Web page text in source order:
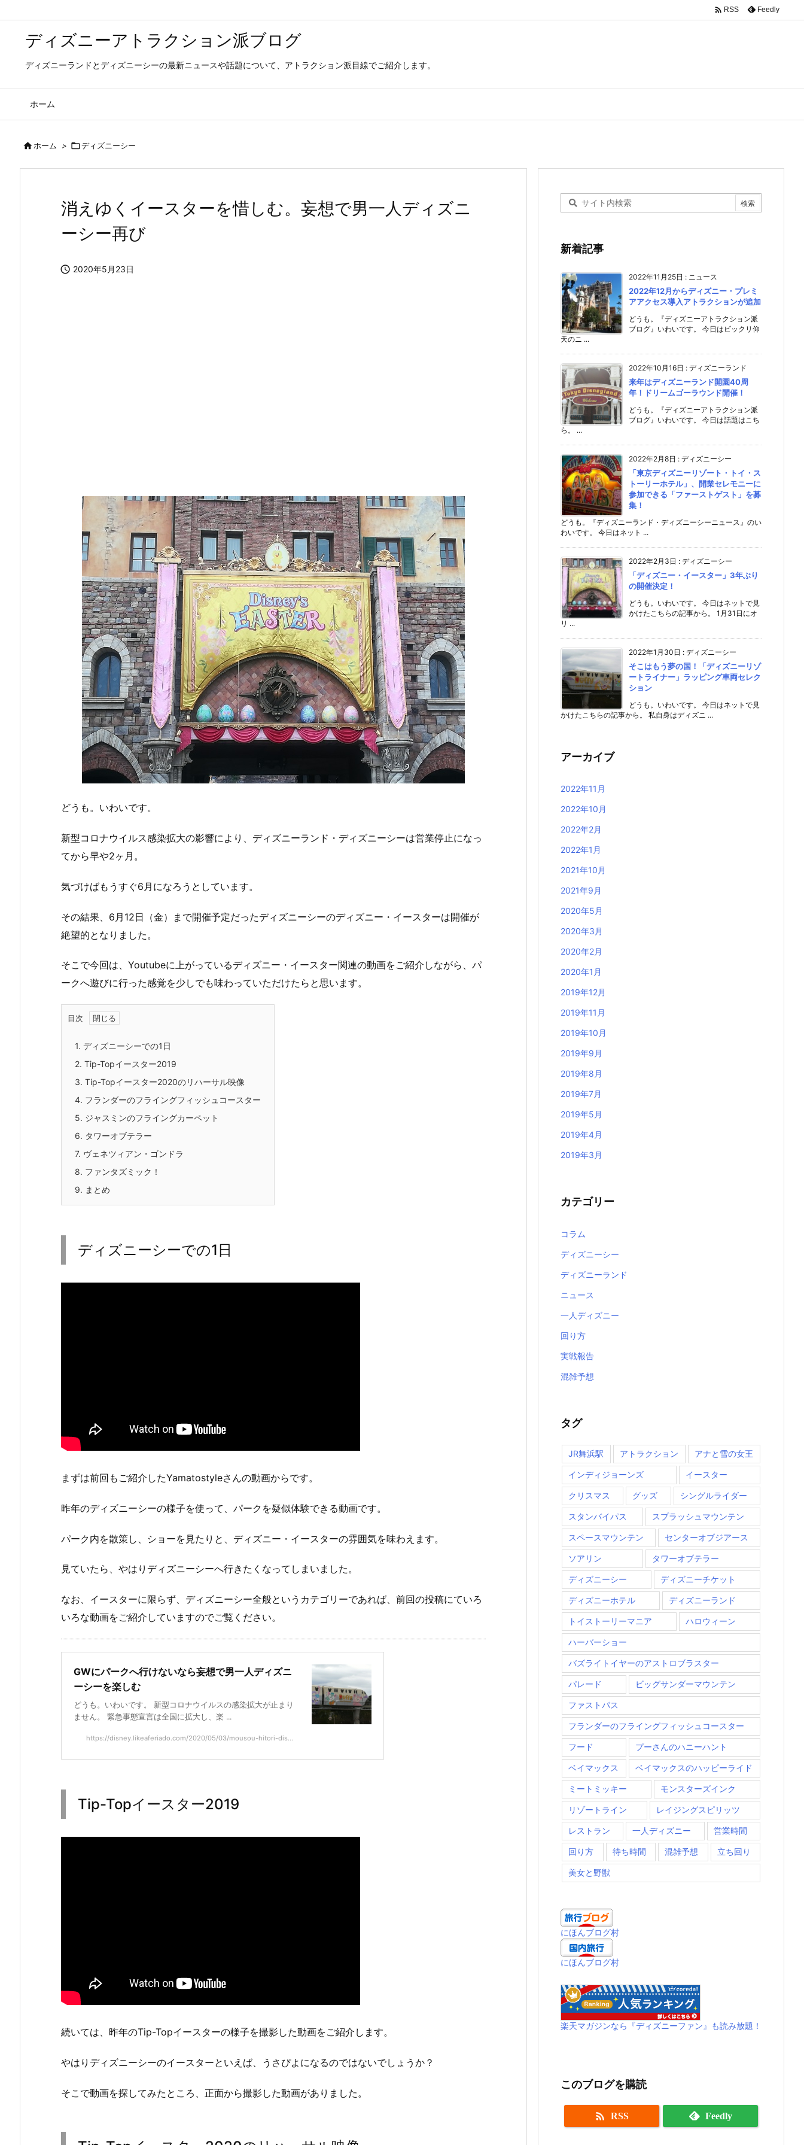
ディズニーアトラクション派ブログ
ディズニーランドとディズニーシーの最新ニュースや話題について、アトラクション派目線でご紹介します。
ホーム
 RSS Feedly
ホーム > ディズニーシー
消えゆくイースターを惜しむ。妄想で男一人ディズニ
ーシー再び
 2020年5月23日
どうも。いわいです。
新型コロナウイルス感染拡大の影響により、ディズニーランド・ディズニーシーは営業停止になっ
てから早や2ヶ月。
気づけばもうすぐ6月になろうとしています。
その結果、6月12日（金）まで開催予定だったディズニーシーのディズニー・イースターは開催が
絶望的となりました。
そこで今回は、Youtubeに上がっているディズニー・イースター関連の動画をご紹介しながら、パ
ークへ遊びに行った感覚を少しでも味わっていただけたらと思います。
目次
1. ディズニーシーでの1日
2. Tip-Topイースター2019
3. Tip-Topイースター2020のリハーサル映像
4. フランダーのフライングフィッシュコースター
5. ジャスミンのフライングカーペット
6. タワーオブテラー
7. ヴェネツィアン・ゴンドラ
8. ファンタズミック！
9. まとめ
ディズニーシーでの1日
まずは前回もご紹介したYamatostyleさんの動画からです。
昨年のディズニーシーの様子を使って、パークを疑似体験できる動画です。
パーク内を散策し、ショーを見たりと、ディズニー・イースターの雰囲気を味わえます。
見ていたら、やはりディズニーシーへ行きたくなってしまいました。
なお、イースターに限らず、ディズニーシー全般というカテゴリーであれば、前回の投稿にていろ
いろな動画をご紹介していますのでご覧ください。
GWにパークへ行けないなら妄想で男一人ディズニ
ーシーを楽しむ
どうも。いわいです。 新型コロナウイルスの感染拡大が止まり
ません。 緊急事態宣言は全国に拡大し、楽 ...
https://disney.likeaferiado.com/2020/05/03/mousou-hitori-dis...
Tip-Topイースター2019
続いては、昨年のTip-Topイースターの様子を撮影した動画をご紹介します。
やはりディズニーシーのイースターといえば、うさぴよになるのではないでしょうか？
そこで動画を探してみたところ、正面から撮影した動画がありました。
新着記事
2022年11月25日 : ニュース
2022年12月からディズニー・プレミ
アアクセス導入アトラクションが追加
どうも。『ディズニーアトラクション派
ブログ』いわいです。 今日はビックリ仰
天のニ ...
2022年10月16日 : ディズニーランド
来年はディズニーランド開園40周
年！ドリームゴーラウンド開催！
どうも。『ディズニーアトラクション派
ブログ』いわいです。 今日は話題はこち
ら。 ...
2022年2月8日 : ディズニーシー
「東京ディズニーリゾート・トイ・ス
トーリーホテル」、開業セレモニーに
参加できる「ファーストゲスト」を募
集！
どうも。『ディズニーランド・ディズニーシーニュース』のい
わいです。 今日はネット ...
2022年2月3日 : ディズニーシー
「ディズニー・イースター」3年ぶり
の開催決定！
どうも。いわいです。 今日はネットで見
かけたこちらの記事から。 1月31日にオ
リ ...
2022年1月30日 : ディズニーシー
そこはもう夢の国！「ディズニーリゾ
ートライナー」ラッピング車両セレク
ション
どうも。いわいです。 今日はネットで見
かけたこちらの記事から。 私自身はディズニ ...
アーカイブ
2022年11月
2022年10月
2022年2月
2022年1月
2021年10月
2021年9月
2020年5月
2020年3月
2020年2月
2020年1月
2019年12月
2019年11月
2019年10月
2019年9月
2019年8月
2019年7月
2019年5月
2019年4月
2019年3月
カテゴリー
コラム
ディズニーシー
ディズニーランド
ニュース
一人ディズニー
回り方
実戦報告
混雑予想
タグ
JR舞浜駅 アトラクション アナと雪の女王
インディジョーンズ イースター
クリスマス グッズ シングルライダー
スタンバイパス スプラッシュマウンテン
スペースマウンテン センターオブジアース
ソアリン タワーオブテラー
ディズニーシー ディズニーチケット
ディズニーホテル ディズニーランド
トイストーリーマニア ハロウィーン
ハーバーショー
バズライトイヤーのアストロブラスター
パレード ビッグサンダーマウンテン
ファストパス
フランダーのフライングフィッシュコースター
フード プーさんのハニーハント
ベイマックス ベイマックスのハッピーライド
ミートミッキー モンスターズインク
リゾートライン レイジングスピリッツ
レストラン 一人ディズニー 営業時間
回り方 待ち時間 混雑予想 立ち回り
美女と野獣
にほんブログ村
にほんブログ村
楽天マガジンなら『ディズニーファン』も読み放題！
このブログを購読
 RSS Feedly